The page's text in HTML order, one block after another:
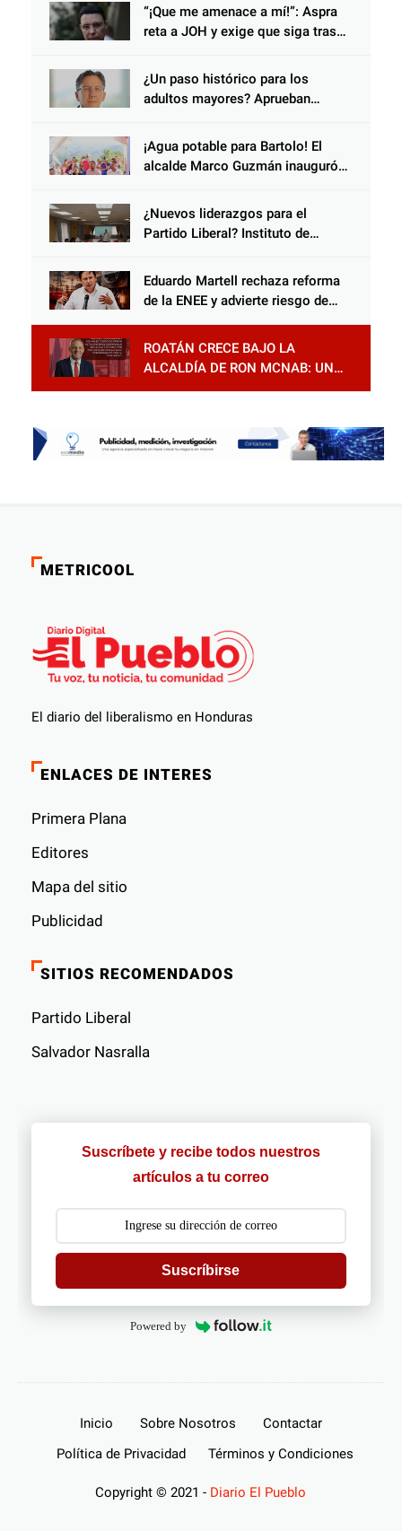
“¡Que me amenace a mí!”: Aspra
reta a JOH y exige que siga tras
¿Un paso histórico para los
adultos mayores? Aprueban
Salomón Nazar para fortalecer su
protección en Honduras
¡Agua potable para Bartolo! El
alcalde Marco Guzmán inauguró
las familias de Cantarranas
¿Nuevos liderazgos para el
Partido Liberal? Instituto de
tercer módulo en Santa Rosa de
Copán
Eduardo Martell rechaza reforma
de la ENEE y advierte riesgo de
ROATÁN CRECE BAJO LA
ALCALDÍA DE RON MCNAB: UN
METRICOOL
El diario del liberalismo en Honduras
ENLACES DE INTERES
Primera Plana
Editores
Mapa del sitio
Publicidad
SITIOS RECOMENDADOS
Partido Liberal
Salvador Nasralla
Suscríbete y recibe todos nuestros
artículos a tu correo
Suscríbirse
Powered by
Inicio Sobre Nosotros
Contactar
Política de Privacidad
Términos y Condiciones
Copyright © 2021 - Diario El Pueblo